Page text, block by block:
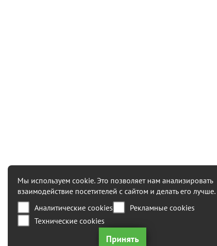
Мы используем cookie. Это позволяет нам анализировать
взаимодействие посетителей с сайтом и делать его лучше.
Аналитические cookies
Рекламные cookies
Технические cookies